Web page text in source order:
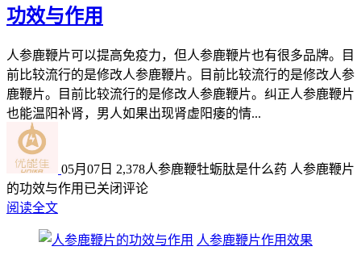
功效与作用
人参鹿鞭片可以提高免疫力，但人参鹿鞭片也有很多品牌。目
前比较流行的是修改人参鹿鞭片。目前比较流行的是修改人参
鹿鞭片。目前比较流行的是修改人参鹿鞭片。纠正人参鹿鞭片
也能温阳补肾，男人如果出现肾虚阳痿的情...
05月07日 2,378人参鹿鞭牡蛎肽是什么药 人参鹿鞭片
的功效与作用 已关闭评论
阅读全文
人参鹿鞭片作用效果